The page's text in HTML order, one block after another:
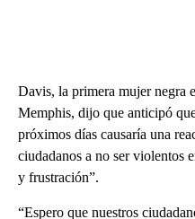
Davis, la primera mujer negra
Memphis, dijo que anticipó
próximos días causaría una
ciudadanos a no ser violentos
y frustración”.
“Espero que nuestros